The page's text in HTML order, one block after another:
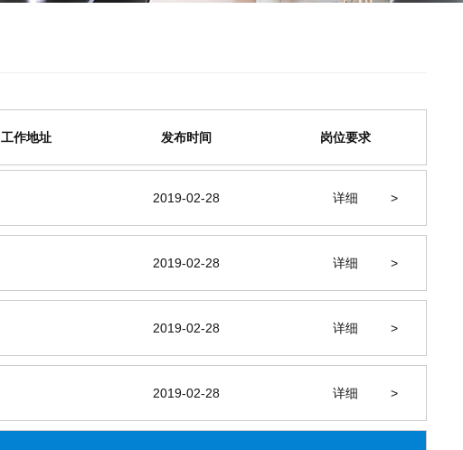
工作地址 发布时间 岗位要求
2019-02-28 详细 >
2019-02-28 详细 >
2019-02-28 详细 >
2019-02-28 详细 >